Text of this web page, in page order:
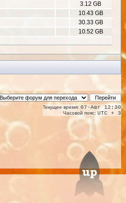
3.12 GB
10.43 GB
30.33 GB
10.52 GB
Текущее время: 07-Авг 12:30
Часовой пояс: UTC + 3